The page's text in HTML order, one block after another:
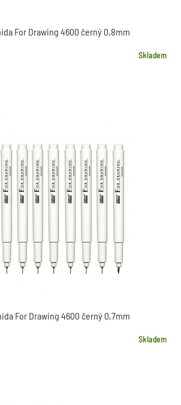
For Drawing 4600 černý 0,8mm
Skladem
For Drawing 4600 černý 0,7mm
Skladem